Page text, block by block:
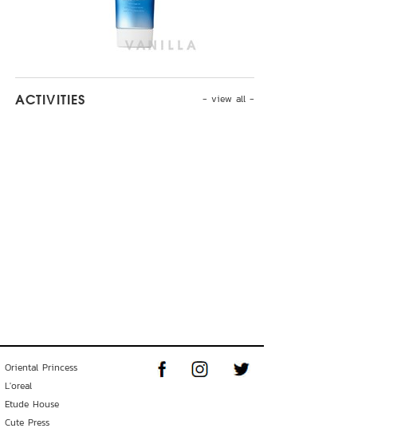
- view all -
ACTIVITIES
Oriental Princess
L'oreal
Etude House
Cute Press